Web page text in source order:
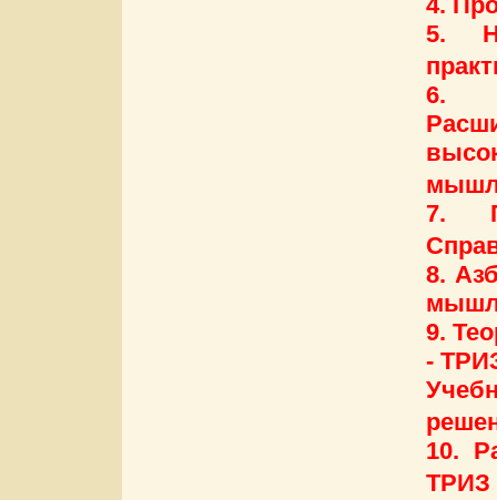
5.
6.
7.
8.
9.
-
10.
ТРИЗ